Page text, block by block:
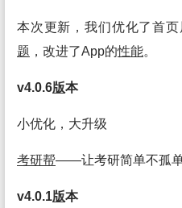
本次更新，我们优化了首
题 ，改进了App的性能。
v4.0.6版本
小优化，大升级
考研帮——让考研简单不孤
v4.0.1版本